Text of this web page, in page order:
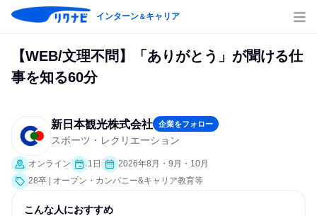
インターン＆キャリア
【WEB/文理不問】「ありがとう」が聞ける仕
事を知る60分
新日本観光株式会社 企業をフォロー
スポーツ・レクリエーション
オンライン 1日
2026年8月・9月・10月
28卒 | オープン・カンパニー&キャリア教育等
こんな人におすすめ